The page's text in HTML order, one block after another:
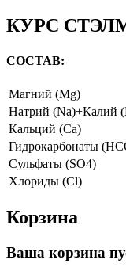
КУРС
СОСТАВ:
Магний (Mg)
Натрий (Na)+Калий
Кальций (Ca)
Гидрокарбонаты
Сульфаты (SO4)
Хлориды (Cl)
Корзина
Ваша корзина